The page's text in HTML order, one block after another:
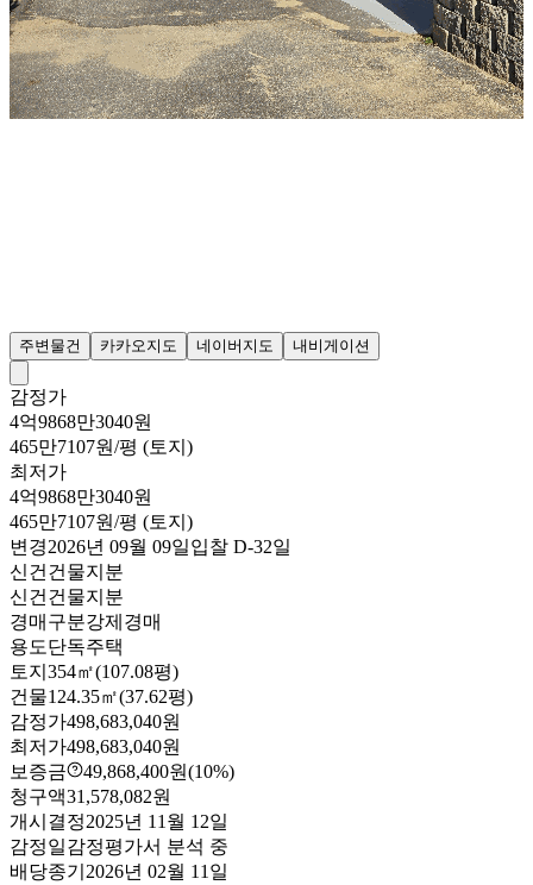
주변물건 카카오지도 네이버지도 내비게이션
감정가
4억9868만3040원
465만7107원/평 (토지)
최저가
4억9868만3040원
465만7107원/평 (토지)
변경2026년 09월 09일입찰 D-32일
신건 건물지분
신건 건물지분
경매구분강제경매
용도단독주택
토지 354㎡(107.08평)
건물124.35㎡(37.62평)
감정가498,683,040원
최저가498,683,040원
보증금
49,868,400원(10%)
청구액31,578,082원
개시결정2025년 11월 12일
감정일감정평가서 분석 중
배당종기 2026년 02월 11일